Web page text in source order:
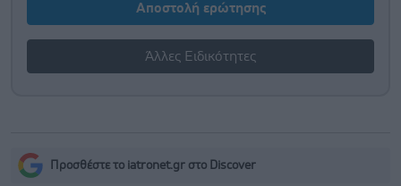
Αποστολή ερώτησης
Άλλες Ειδικότητες
Προσθέστε το iatronet.gr στο Discover